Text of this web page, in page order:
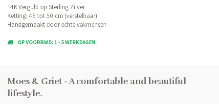
14K Verguld op Sterling Zilver
Ketting: 45 tot 50 cm (verstelbaar)
Handgemaakt door echte vakmensen
OP VOORRAAD: 1 - 5 WERKDAGEN
Moes & Griet - A comfortable and beautiful
lifestyle.